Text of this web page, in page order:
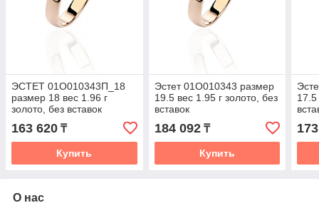
ЭСТЕТ 01О010343П_18
размер 18 вес 1.96 г
золото, без вставок
163 620 ₸
Купить
Эстет 01О010343 размер
19.5 вес 1.95 г золото, без
вставок
184 092₸
Купить
17.5
О нас